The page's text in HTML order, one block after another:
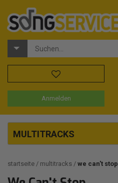
Anmelden
MULTITRACKS
startseite multitracks we can't stop